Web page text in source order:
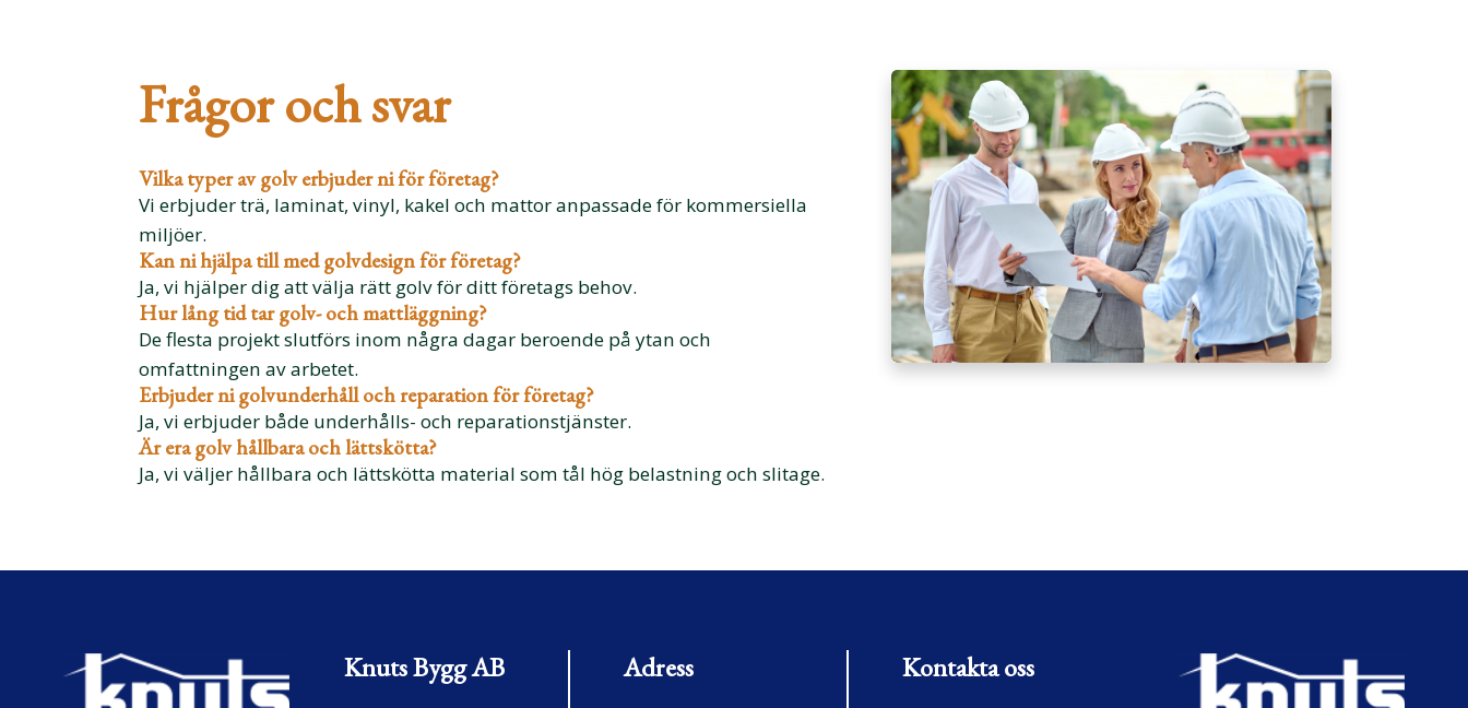
Frågor och svar
Vilka typer av golv erbjuder ni för företag?
Vi erbjuder trä, laminat, vinyl, kakel och mattor anpassade för kommersiella
miljöer.
Kan ni hjälpa till med golvdesign för företag?
Ja, vi hjälper dig att välja rätt golv för ditt företags behov.
Hur lång tid tar golv- och mattläggning?
De flesta projekt slutförs inom några dagar beroende på ytan och
omfattningen av arbetet.
Erbjuder ni golvunderhåll och reparation för företag?
Ja, vi erbjuder både underhålls- och reparationstjänster.
Är era golv hållbara och lättskötta?
Ja, vi väljer hållbara och lättskötta material som tål hög belastning och slitage.
Knuts Bygg AB
Adress
Kontakta oss